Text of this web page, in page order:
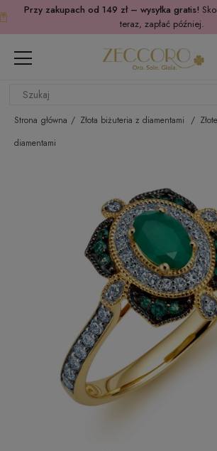
Przy zakupach od 149 zł – wysyłka gratis!
teraz, zapłać później.
Strona główna Złota biżuteria z diamentami
diamentami